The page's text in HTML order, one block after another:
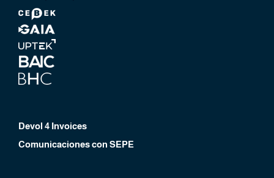
Devol 4 Invoices
Comunicaciones con SEPE